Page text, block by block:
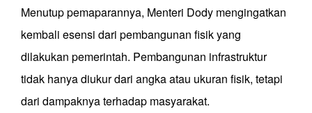
Menutup pemaparannya, Menteri Dody mengingatkan
kembali esensi dari pembangunan fisik yang
dilakukan pemerintah. Pembangunan infrastruktur
tidak hanya diukur dari angka atau ukuran fisik, tetapi
dari dampaknya terhadap masyarakat.